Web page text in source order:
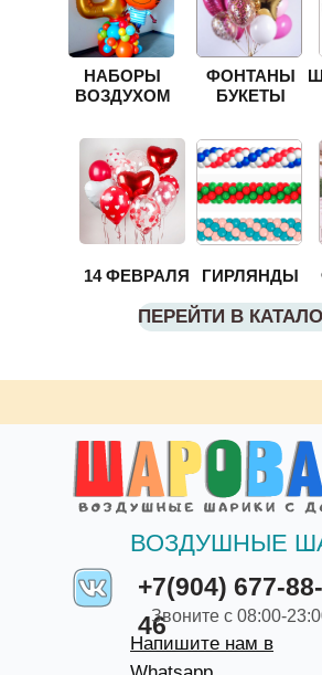
ФОНТАНЫ
БУКЕТЫ
ГИРЛЯНДЫ
ПЕРЕЙТИ В
14 ФЕВРАЛЯ
НАБОРЫ
ВОЗДУХОМ
+7(904) 677-88-
46
ВОЗДУШНЫЕ
Звоните с 08:00-
Напишите нам в